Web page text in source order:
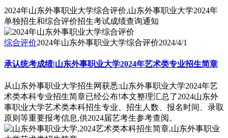
2024年山东外事职业大学综合评价,山东外事职业大学2024年
单独招生和综合评价招生考试成绩查询通知
综合评价2024年山东外事职业大学综合评价2024/4/1
承认统考成绩|山东外事职业大学2024年艺术类专业招生简章
从山东外事职业大学招生网获悉:山东外事职业大学2024年艺
术类本科专业招生简章已经公布!本文整理汇总了2024山东外
事职业大学艺术类本科招生专业、招生人数、报名时间、录取
原则等重要报考信息,供2024届艺考生参考查阅。